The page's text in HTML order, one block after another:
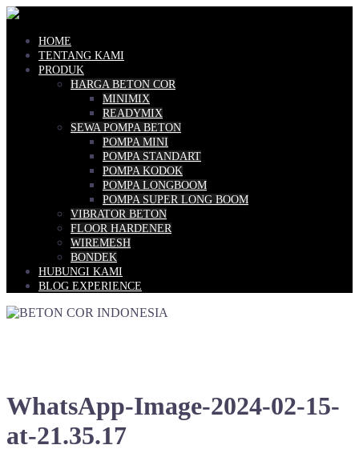
Skip
contentHOME
TENTANG KAMI
PRODUK
HARGA BETON COR
MINIMIX
READYMIX
SEWA POMPA BETON
POMPA MINI
POMPA STANDART
POMPA KODOK
POMPA LONGBOOM
POMPA SUPER LONG BOOM
VIBRATOR BETON
FLOOR HARDENER
WIREMESH
BONDEK
HUBUNGI KAMI
BLOG EXPERIENCE
WhatsApp-Image-2024-02-15-
at-21.35.17